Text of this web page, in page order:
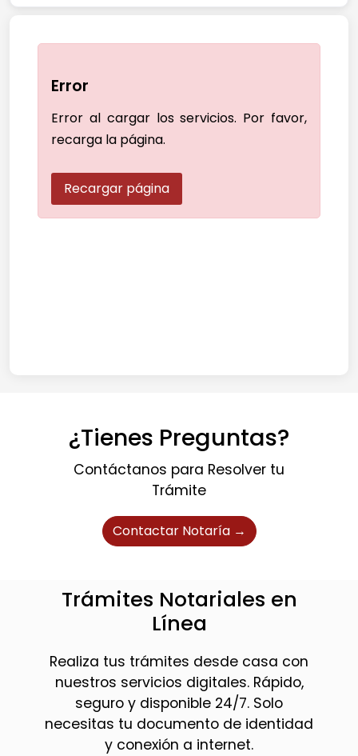
Error
Error al cargar los servicios. Por favor,
recarga la página.
Recargar página
¿Tienes Preguntas?
Contáctanos para Resolver tu
Trámite
Contactar Notaría →
Trámites Notariales en
Línea
Realiza tus trámites desde casa con
nuestros servicios digitales. Rápido,
seguro y disponible 24/7. Solo
necesitas tu documento de identidad
y conexión a internet.